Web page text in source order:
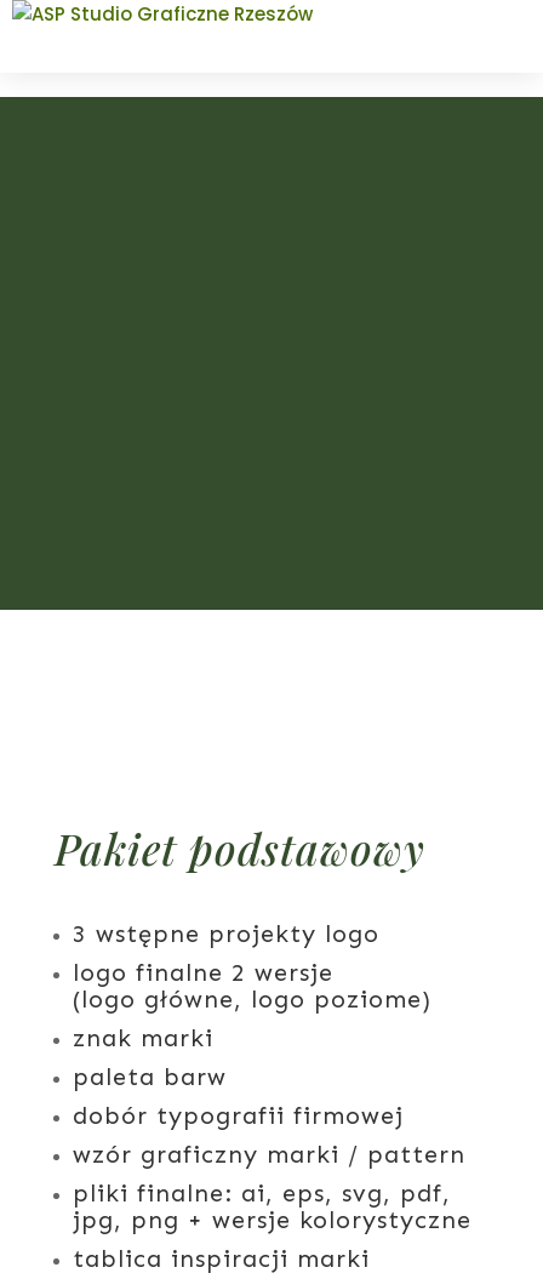
Pakiet podstawowy
3 wstępne projekty logo
logo finalne 2 wersje
(logo główne, logo poziome)
znak marki
paleta barw
dobór typografii firmowej
wzór graficzny marki / pattern
pliki finalne: ai, eps, svg, pdf,
jpg, png + wersje kolorystyczne
tablica inspiracji marki